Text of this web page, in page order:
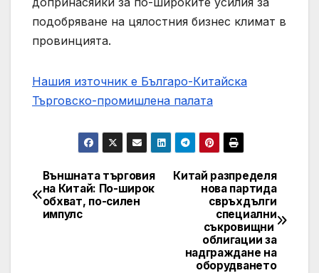
подобряване на цялостния бизнес климат в
провинцията.
Нашия източник е Българо-Китайска
Търговско-промишлена палaта
Post
navigation
Китай разпределя
нова партида
свръхдълги
специални
съкровищни ​​
облигации за
надграждане на
оборудването
Външната търговия
на Китай: По-широк
обхват, по-силен
импулс